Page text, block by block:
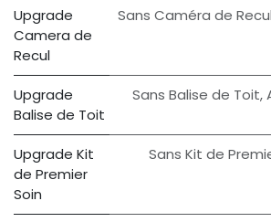
Upgrade
Camera de
Recul
Sans Caméra de Recul
Upgrade
Balise de Toit
Sans Balise de Toit,
Upgrade Kit
de Premier
Soin
Sans Kit de